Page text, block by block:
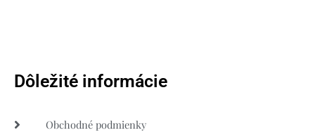
Dôležité informácie
Obchodné podmienky